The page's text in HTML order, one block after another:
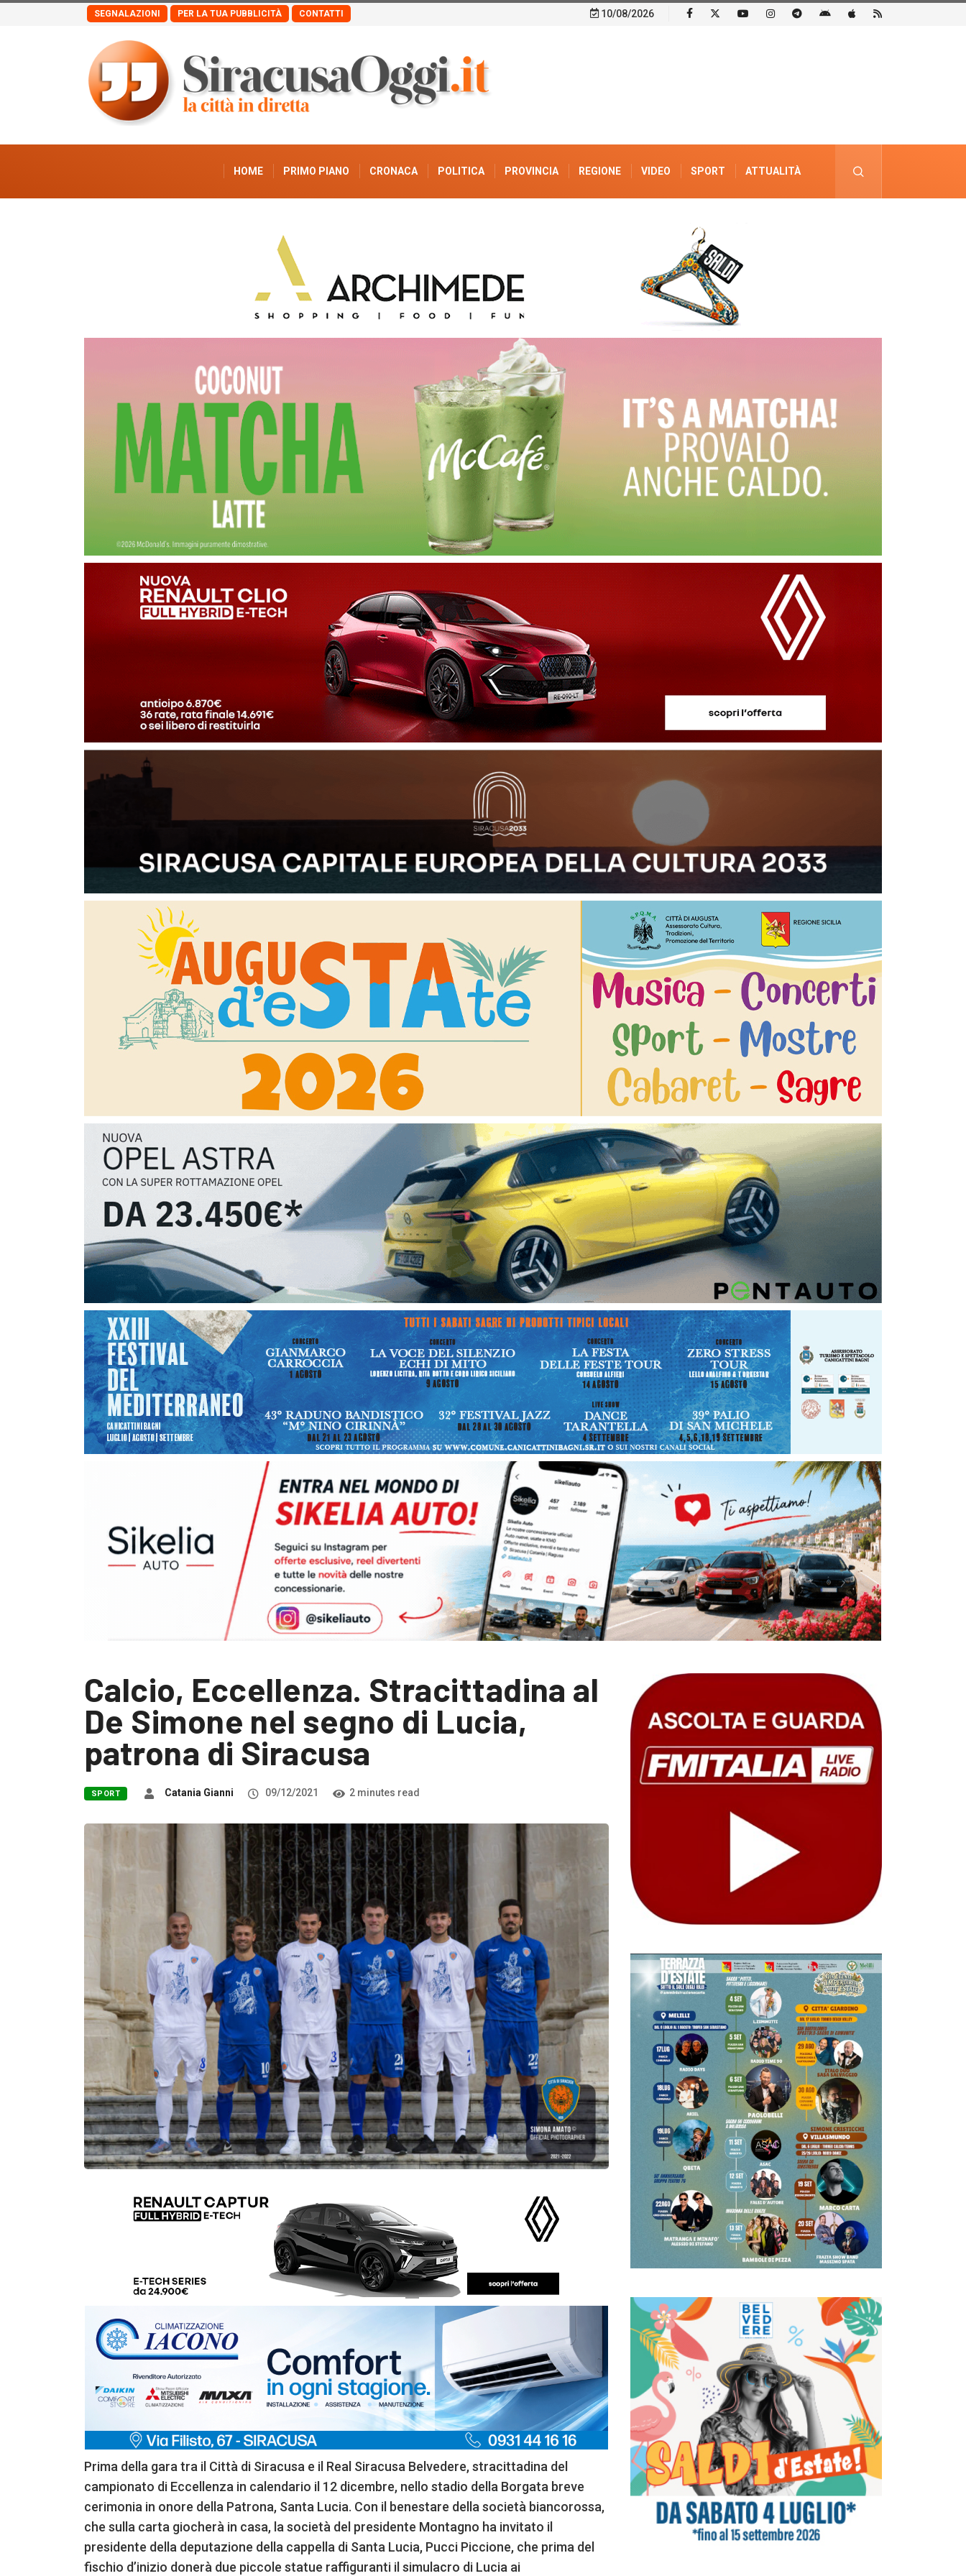
SEGNALAZIONI PER LA TUA PUBBLICITÀ CONTATTI 10/08/2026
HOME PRIMO PIANO CRONACA POLITICA PROVINCIA REGIONE VIDEO SPORT ATTUALITÀ
PUBBLICITÀ ELETTORALE
Calcio, Eccellenza. Stracittadina al
De Simone nel segno di Lucia,
patrona di Siracusa
SPORT Catania Gianni 09/12/2021 2 minutes read
Prima della gara tra il Città di Siracusa e il Real Siracusa Belvedere, stracittadina del
campionato di Eccellenza in calendario il 12 dicembre, nello stadio della Borgata breve
cerimonia in onore della Patrona, Santa Lucia. Con il benestare della società biancorossa,
che sulla carta giocherà in casa, la società del presidente Montagno ha invitato il
presidente della deputazione della cappella di Santa Lucia, Pucci Piccione, che prima del
fischio d’inizio donerà due piccole statue raffiguranti il simulacro di Lucia ai